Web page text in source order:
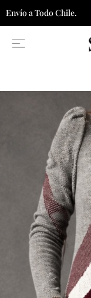
Envío a Todo Chile.